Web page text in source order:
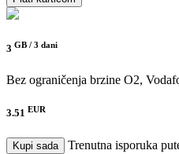
3 GB / 3 dani
Bez ograničenja brzine O2,
3.51 EUR
Kupi sada
Trenutna isporuka